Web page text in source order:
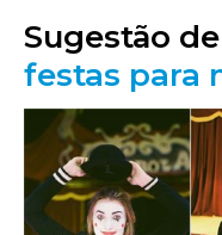
Sugestão de
festas para